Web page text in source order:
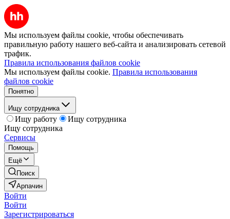
Мы используем файлы cookie, чтобы обеспечивать
правильную работу нашего веб-сайта и анализировать сетевой
трафик.
Правила использования файлов cookie
Мы используем файлы cookie. Правила использования
файлов cookie
Понятно
Ищу сотрудника
Ищу работу
Ищу сотрудника
Ищу сотрудника
Сервисы
Помощь
Ещё
Поиск
Арпачин
Войти
Войти
Зарегистрироваться